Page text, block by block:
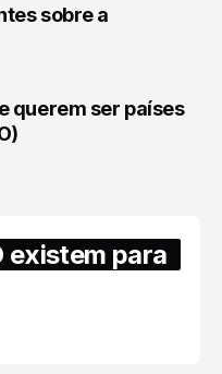
sobre a
querem ser países
existem para